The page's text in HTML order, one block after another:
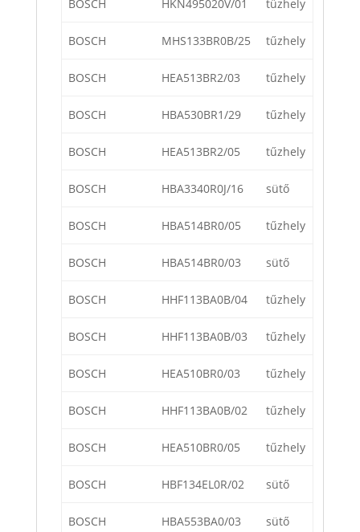
BOSCH HKN495020V/01 tűzhely
BOSCH MHS133BR0B/25 tűzhely
BOSCH HEA513BR2/03 tűzhely
BOSCH HBA530BR1/29 tűzhely
BOSCH HEA513BR2/05 tűzhely
BOSCH HBA3340R0J/16 sütő
BOSCH HBA514BR0/05 tűzhely
BOSCH HBA514BR0/03 sütő
BOSCH HHF113BA0B/04 tűzhely
BOSCH HHF113BA0B/03 tűzhely
BOSCH HEA510BR0/03 tűzhely
BOSCH HHF113BA0B/02 tűzhely
BOSCH HEA510BR0/05 tűzhely
BOSCH HBF134EL0R/02 sütő
BOSCH HBA553BA0/03 sütő